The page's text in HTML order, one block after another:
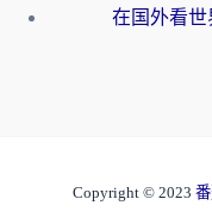
Copyright © 2023